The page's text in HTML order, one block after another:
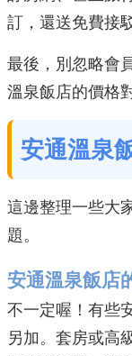
訂，還送免費接
最後，別忽略會
溫泉飯店的價格
安通溫泉
這邊整理一些大
題。
安通溫泉飯店
不一定喔！有些
另加。套房或高